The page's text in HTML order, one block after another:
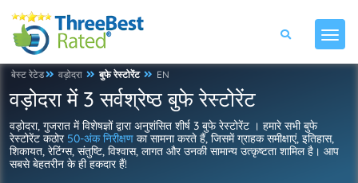
बेस्ट रेटेड वड़ोदरा बुफे रेस्टोरेंट EN
वड़ोदरा में 3 सर्वश्रेष्ठ बुफे रेस्टोरेंट
वड़ोदरा, गुजरात में विशेषज्ञों द्वारा अनुशंसित शीर्ष 3 बुफे रेस्टोरेंट । हमारे सभी बुफे
रेस्टोरेंट कठोर 50-अंक निरीक्षण का सामना करते हैं, जिसमें ग्राहक समीक्षाएं, इतिहास,
शिकायत, रेटिंग्स, संतुष्टि, विश्वास, लागत और उनकी सामान्य उत्कृष्टता शामिल है। आप
सबसे बेहतरीन के ही हकदार हैं!